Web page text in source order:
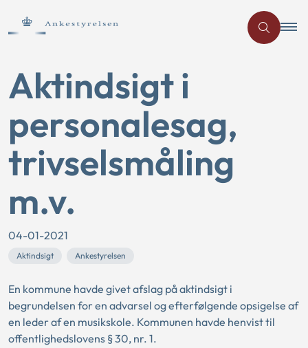
Aktindsigt i
personalesag,
trivselsmåling
m.v.
04-01-2021
Aktindsigt Ankestyrelsen
En kommune havde givet afslag på aktindsigt i
begrundelsen for en advarsel og efterfølgende opsigelse af
en leder af en musikskole. Kommunen havde henvist til
offentlighedslovens § 30, nr. 1.